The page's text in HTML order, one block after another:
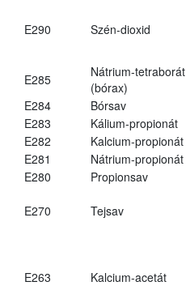
E290 Szén-dioxid
E285
Nátrium-tetraborát
(bórax)
E284
Bórsav
E283
Kálium-propionát
E282
Kalcium-propionát
E281
Nátrium-propionát
E280
Propionsav
E270 Tejsav
E263 Kalcium-acetát